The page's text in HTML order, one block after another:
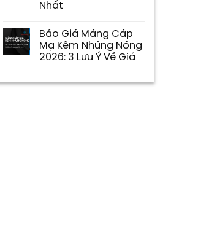
Nhất
Báo Giá Máng Cáp
Mạ Kẽm Nhúng Nóng
2026: 3 Lưu Ý Về Giá